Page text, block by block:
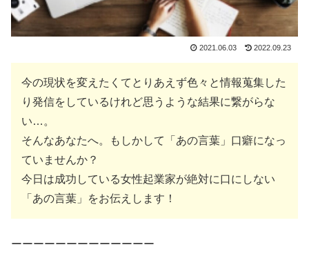
2021.06.03 2022.09.23
今の現状を変えたくてとりあえず色々と情報蒐集した
り発信をしているけれど思うような結果に繋がらな
い…。
そんなあなたへ。もしかして「あの言葉」口癖になっ
ていませんか？
今日は成功している女性起業家が絶対に口にしない
「あの言葉」をお伝えします！
ーーーーーーーーーーーーー